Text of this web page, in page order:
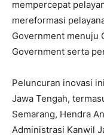
mempercepat
mereformasi
Government menuju
Government serta
Peluncuran inovasi
Jawa Tengah,
Semarang, Hendra
Administrasi Kanwil